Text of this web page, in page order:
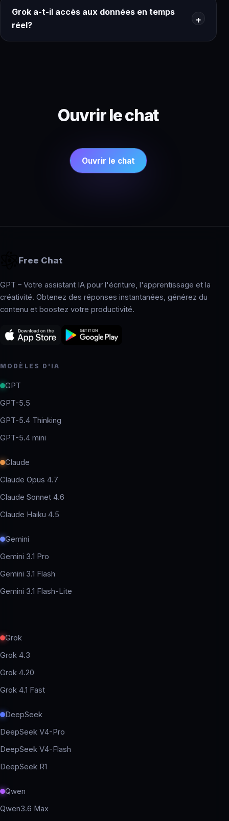
Grok a-t-il accès aux données en temps
réel?
Ouvrir le chat
Ouvrir le chat
Free Chat
GPT – Votre assistant IA pour l'écriture, l'apprentissage et la
créativité. Obtenez des réponses instantanées, générez du
contenu et boostez votre productivité.
MODÈLES D'IA
GPT
GPT-5.5
GPT-5.4 Thinking
GPT-5.4 mini
Claude
Claude Opus 4.7
Claude Sonnet 4.6
Claude Haiku 4.5
Gemini
Gemini 3.1 Pro
Gemini 3.1 Flash
Gemini 3.1 Flash-Lite
Grok
Grok 4.3
Grok 4.20
Grok 4.1 Fast
DeepSeek
DeepSeek V4-Pro
DeepSeek V4-Flash
DeepSeek R1
Qwen
Qwen3.6 Max